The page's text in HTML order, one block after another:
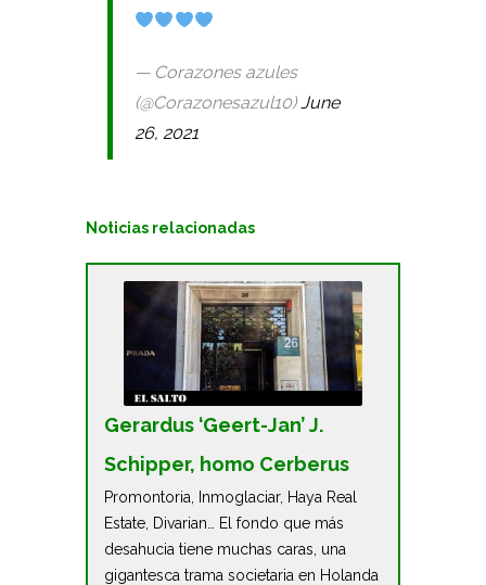
— Corazones azules
(@Corazonesazul10)June
26, 2021
Noticias relacionadas
Gerardus ‘Geert-Jan’ J.
Schipper, homo Cerberus
Promontoria, Inmoglaciar, Haya Real
Estate, Divarian… El fondo que más
desahucia tiene muchas caras, una
gigantesca trama societaria en Holanda